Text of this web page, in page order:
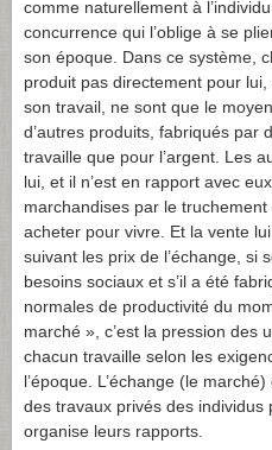
comme naturellement à
concurrence qui l’oblige à se
son époque. Dans ce système,
produit pas directement pour
son travail, ne sont que le
d’autres produits, fabriqués par
travaille que pour l’argent. Les
lui, et il n’est en rapport avec
marchandises par le
acheter pour vivre. Et la vente
suivant les prix de l’échange, si
besoins sociaux et s’il a été
normales de productivité du
marché », c’est la pression des
chacun travaille selon les
l’époque. L’échange (le
des travaux privés des individus
organise leurs rapports.